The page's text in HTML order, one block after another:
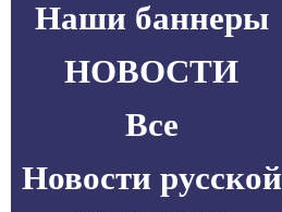
Наши баннеры
НОВОСТИ
Все
Новости русской